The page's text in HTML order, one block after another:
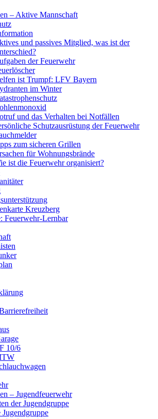
– Aktive Mannschaft
und passives Mitglied, was ist der
der Feuerwehr
ist Trumpf: LFV Bayern
im Winter
und das Verhalten bei Notfällen
Schutzausrüstung der Feuerwehr
zum sicheren Grillen
für Wohnungsbrände
ist die Feuerwehr organisiert?
Kreuzberg
Feuerwehr-Lernbar
10/6
– Jugendfeuerwehr
der Jugendgruppe